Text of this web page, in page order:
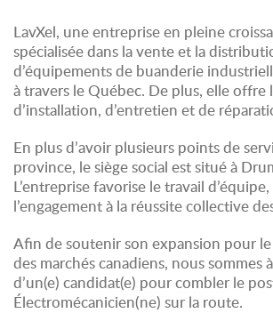
LavXel, une entreprise en pleine
spécialisée dans la vente et la
d’équipements de buanderie
à travers le Québec. De plus, elle offre
d’installation, d’entretien et de
En plus d’avoir plusieurs points de
province, le siège social est situé à
L’entreprise favorise le travail
l’engagement à la réussite collective
Afin de soutenir son expansion pour
des marchés canadiens, nous sommes
d’un(e) candidat(e) pour combler le
Électromécanicien(ne) sur la route.